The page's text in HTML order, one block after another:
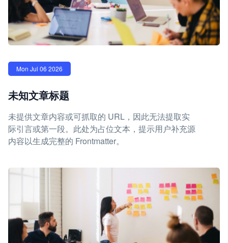
Mon Jul 06 2026
未知文章标题
未提供文章内容或可抓取的 URL，因此无法提取实
际引言或第一段。此处为占位文本，提示用户补充源
内容以生成完整的 Frontmatter。